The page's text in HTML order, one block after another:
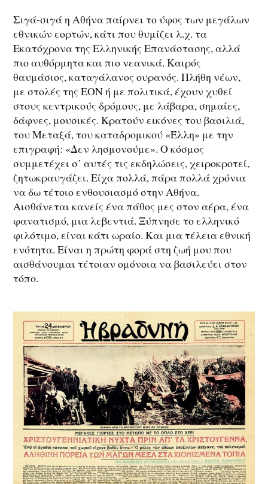
Σιγά-σιγά η Αθήνα παίρνει το ύφος των μεγάλων
εθνικών εορτών, κάτι που θυμίζει λ.χ. τα
Εκατόχρονα της Ελληνικής Επανάστασης, αλλά
πιο αυθόρμητα και πιο νεανικά. Καιρός
θαυμάσιος, καταγάλανος ουρανός. Πλήθη νέων,
με στολές της ΕΟΝ ή με πολιτικά, έχουν χυθεί
στους κεντρικούς δρόμους, με λάβαρα, σημαίες,
δάφνες, μουσικές. Κρατούν εικόνες του βασιλιά,
του Μεταξά, του καταδρομικού «Έλλη» με την
επιγραφή: «Δεν λησμονούμε». Ο κόσμος
συμμετέχει σ’ αυτές τις εκδηλώσεις, χειροκροτεί,
ζητωκραυγάζει. Είχα πολλά, πάρα πολλά χρόνια
να δω τέτοιο ενθουσιασμό στην Αθήνα.
Αισθάνεται κανείς ένα πάθος μες στον αέρα, ένα
φανατισμό, μια λεβεντιά. Ξύπνησε το ελληνικό
φιλότιμο, είναι κάτι ωραίο. Και μια τέλεια εθνική
ενότητα. Είναι η πρώτη φορά στη ζωή μου που
αισθάνουμαι τέτοιαν ομόνοια να βασιλεύει στον
τόπο.